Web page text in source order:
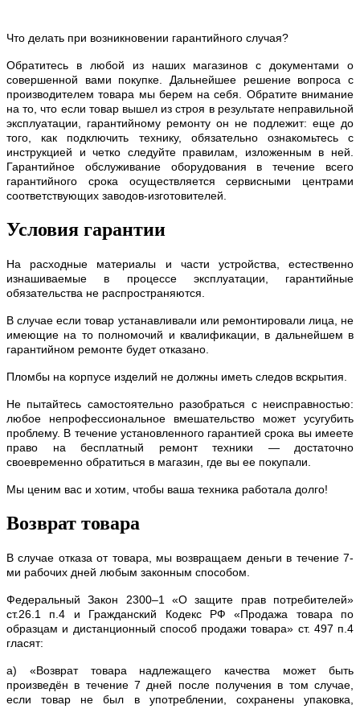
Что делать при возникновении гарантийного случая?
Обратитесь в любой из наших магазинов с документами о
совершенной вами покупке. Дальнейшее решение вопроса с
производителем товара мы берем на себя. Обратите внимание
на то, что если товар вышел из строя в результате неправильной
эксплуатации, гарантийному ремонту он не подлежит: еще до
того, как подключить технику, обязательно ознакомьтесь с
инструкцией и четко следуйте правилам, изложенным в ней.
Гарантийное обслуживание оборудования в течение всего
гарантийного срока осуществляется сервисными центрами
соответствующих заводов-изготовителей.
Условия гарантии
На расходные материалы и части устройства, естественно
изнашиваемые в процессе эксплуатации, гарантийные
обязательства не распространяются.
В случае если товар устанавливали или ремонтировали лица, не
имеющие на то полномочий и квалификации, в дальнейшем в
гарантийном ремонте будет отказано.
Пломбы на корпусе изделий не должны иметь следов вскрытия.
Не пытайтесь самостоятельно разобраться с неисправностью:
любое непрофессиональное вмешательство может усугубить
проблему. В течение установленного гарантией срока вы имеете
право на бесплатный ремонт техники — достаточно
своевременно обратиться в магазин, где вы ее покупали.
Мы ценим вас и хотим, чтобы ваша техника работала долго!
Возврат товара
В случае отказа от товара, мы возвращаем деньги в течение 7-
ми рабочих дней любым законным способом.
Федеральный Закон 2300–1 «О защите прав потребителей»
ст.26.1 п.4 и Гражданский Кодекс РФ «Продажа товара по
образцам и дистанционный способ продажи товара» ст. 497 п.4
гласят:
а) «Возврат товара надлежащего качества может быть
произведён в течение 7 дней после получения в том случае,
если товар не был в употреблении, сохранены упаковка,